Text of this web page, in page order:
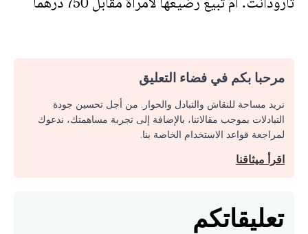
مرحبا بكم في فضاء التعليق
نريد مساحة للنقاش والتبادل والحوار. من أجل تحسين جودة
التبادلات بموجب مقالاتنا، بالإضافة إلى تجربة مساهمتك، ندعوك
لمراجعة قواعد الاستخدام الخاصة بنا.
اقرأ ميثاقنا
تعليقاتكم